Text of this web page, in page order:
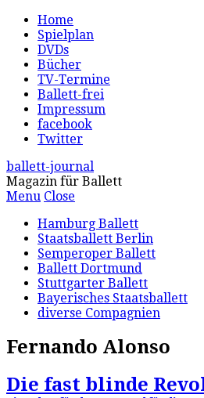
Home
Spielplan
DVDs
Bücher
TV-Termine
Ballett-frei
Impressum
facebook
Twitter
ballett-journal
Magazin für Ballett
Menu Close
Hamburg Ballett
Staatsballett Berlin
Semperoper Ballett
Ballett Dortmund
Stuttgarter Ballett
Bayerisches Staatsballett
diverse Compagnien
Fernando Alonso
Die fast blinde